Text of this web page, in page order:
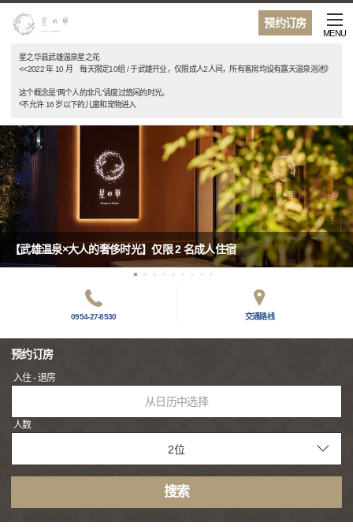
预约订房
MENU
星之华县武雄温泉星之花
<<2022 年 10 月 每天限定10组 / 于武雄开业，仅限成人2人间，所有客房均设有露天温泉浴池》
这个概念是“两个人的非凡”请度过悠闲的时光。
*不允许 16 岁以下的儿童和宠物进入
【武雄温泉×大人的奢侈时光】仅限 2 名成人住宿
0954-27-8530 交通路线
预约订房
入住 - 退房
从日历中选择
人数
搜索